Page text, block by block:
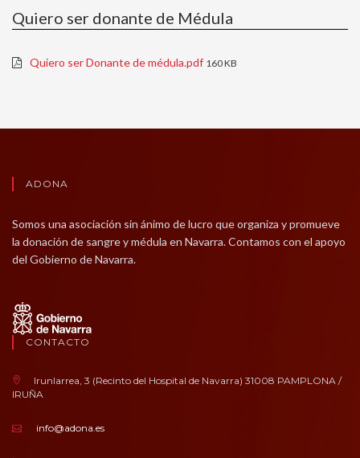
Quiero ser donante de Médula
Quiero ser Donante de médula.pdf 160 KB
ADONA
Somos una asociación sin ánimo de lucro que organiza y promueve
la donación de sangre y médula en Navarra. Contamos con el apoyo
del Gobierno de Navarra.
CONTACTO
Irunlarrea, 3 (Recinto del Hospital de Navarra) 31008 PAMPLONA /
IRUÑA
info@adona.es